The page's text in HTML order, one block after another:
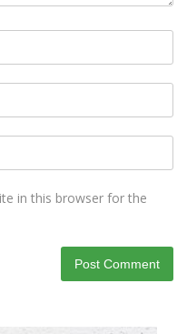
in this browser for the